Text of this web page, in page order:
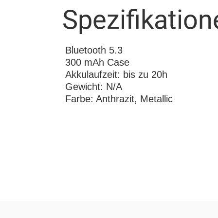
Bluetooth 5.3
300 mAh Case
Akkulaufzeit: bis zu 20h
Gewicht: N/A
Farbe: Anthrazit, Metallic